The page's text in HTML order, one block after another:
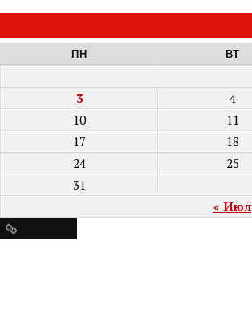
ПН ВТ
« Июл
3
4
10
11
17
18
24
25
31